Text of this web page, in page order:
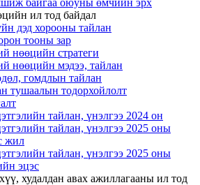
байгаа оюуны өмчийн эрх
ил тод байдал
дэд хорооны тайлан
тооны зар
нөөцийн стратеги
нөөцийн мэдээ, тайлан
гомдлын тайлан
тушаалын тодорхойлолт
тайлан, үнэлгээ 2024 он
тайлан, үнэлгээ 2025 оны
жил
тайлан, үнэлгээ 2025 оны
эцэс
худалдан авах ажиллагааны ил тод